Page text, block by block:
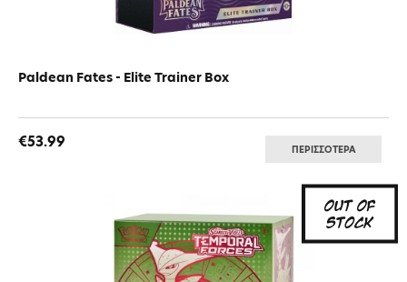
Paldean Fates - Elite Trainer Box
€53.99 ΠΕΡΙΣΣΟΤΕΡΑ